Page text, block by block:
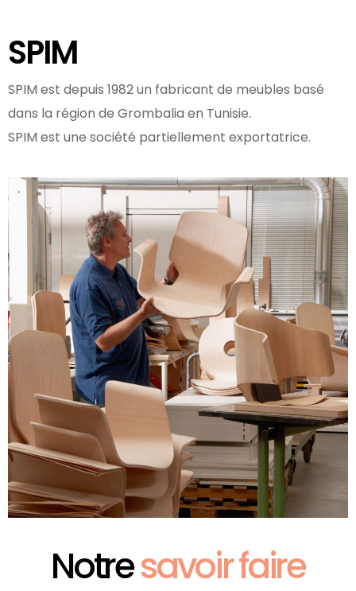
A
Propos
SPIM
SPIM est depuis 1982 un fabricant de meubles basé
dans la région de Grombalia en Tunisie.
SPIM est une société partiellement exportatrice.
Notresavoir faire